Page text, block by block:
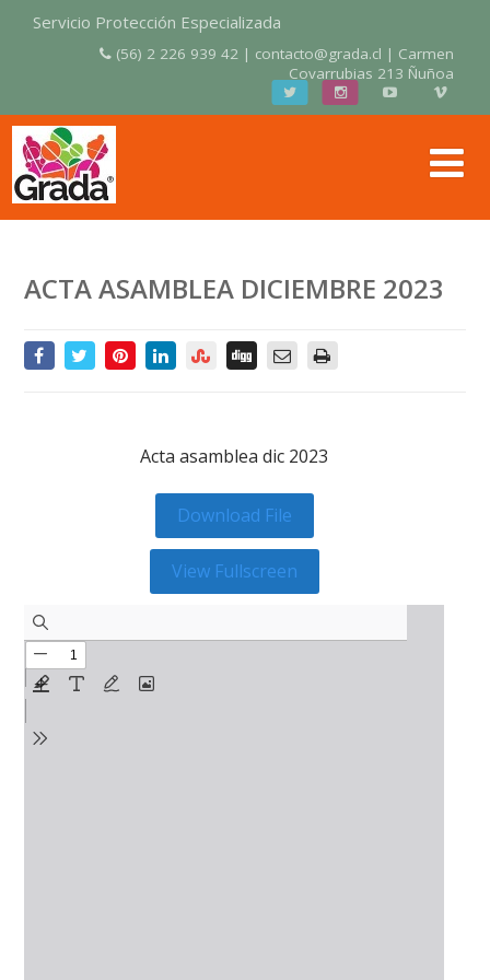
Servicio Protección Especializada
(56) 2 226 939 42 | contacto@grada.cl | Carmen
Covarrubias 213 Ñuñoa
ACTA ASAMBLEA DICIEMBRE 2023
Acta asamblea dic 2023
Download File
View Fullscreen